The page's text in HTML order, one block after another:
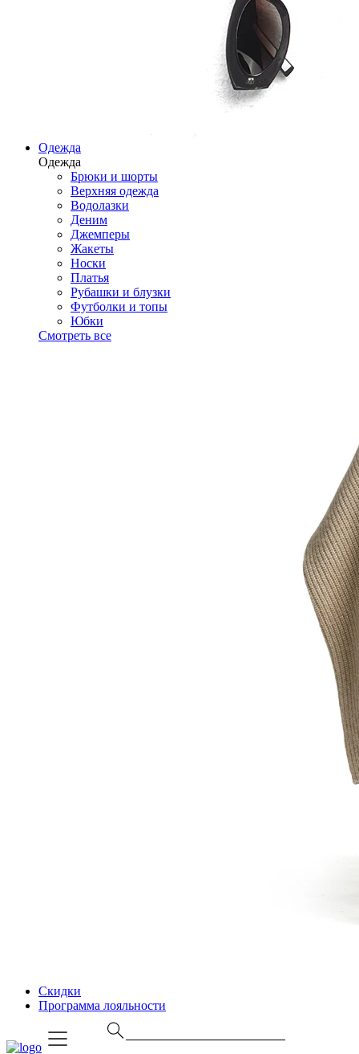
Одежда
Одежда
Брюки и шорты
Верхняя одежда
Водолазки
Деним
Джемперы
Жакеты
Носки
Платья
Рубашки и блузки
Футболки и топы
Юбки
Смотреть все
Скидки
Программа лояльности